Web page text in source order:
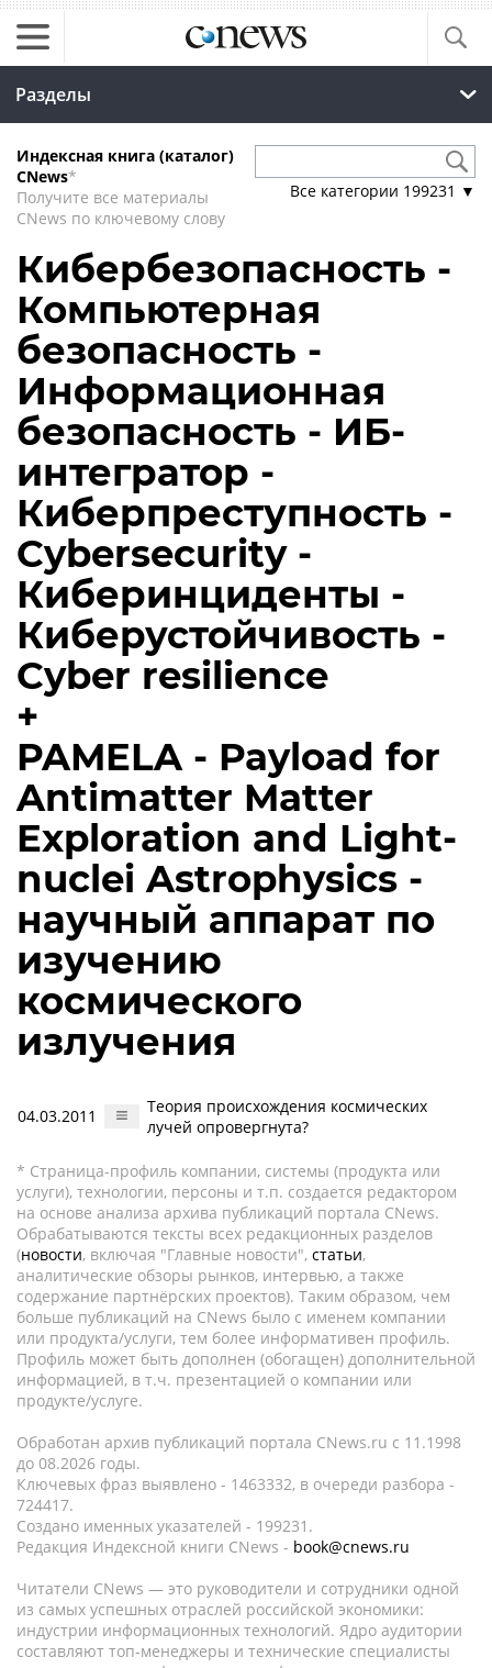
Разделы
Индексная книга (каталог)
CNews*
Получите все материалы
CNews по ключевому слову
Все категории 199231 ▼
Кибербезопасность -
Компьютерная
безопасность -
Информационная
безопасность - ИБ-
интегратор -
Киберпреступность -
Cybersecurity -
Киберинциденты -
Киберустойчивость -
Cyber resilience
+
PAMELA - Payload for
Antimatter Matter
Exploration and Light-
nuclei Astrophysics -
научный аппарат по
изучению
космического
излучения
04.03.2011
Теория происхождения космических
лучей опровергнута?
* Страница-профиль компании, системы (продукта или
услуги), технологии, персоны и т.п. создается редактором
на основе анализа архива публикаций портала CNews.
Обрабатываются тексты всех редакционных разделов
(новости, включая "Главные новости", статьи,
аналитические обзоры рынков, интервью, а также
содержание партнёрских проектов). Таким образом, чем
больше публикаций на CNews было с именем компании
или продукта/услуги, тем более информативен профиль.
Профиль может быть дополнен (обогащен) дополнительной
информацией, в т.ч. презентацией о компании или
продукте/услуге.
Обработан архив публикаций портала CNews.ru c 11.1998
до 08.2026 годы.
Ключевых фраз выявлено - 1463332, в очереди разбора -
724417.
Создано именных указателей - 199231.
Редакция Индексной книги CNews - book@cnews.ru
Читатели CNews — это руководители и сотрудники одной
из самых успешных отраслей российской экономики:
индустрии информационных технологий. Ядро аудитории
составляют топ-менеджеры и технические специалисты